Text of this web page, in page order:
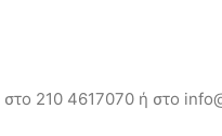
στο 210 4617070 ή στο